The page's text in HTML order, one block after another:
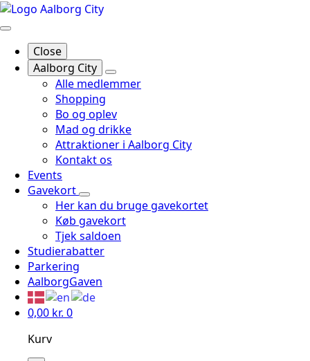
Close
Aalborg City
Alle medlemmer
Shopping
Bo og oplev
Mad og drikke
Attraktioner i Aalborg City
Kontakt os
Events
Gavekort
Her kan du bruge gavekortet
Køb gavekort
Tjek saldoen
Studierabatter
Parkering
AalborgGaven
0,00 kr. 0
Kurv